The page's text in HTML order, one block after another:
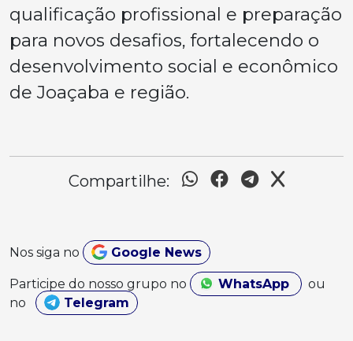
qualificação profissional e preparação
para novos desafios, fortalecendo o
desenvolvimento social e econômico
de Joaçaba e região.
Compartilhe:
Nos siga no Google News
Participe do nosso grupo no WhatsApp
ou
no
Telegram